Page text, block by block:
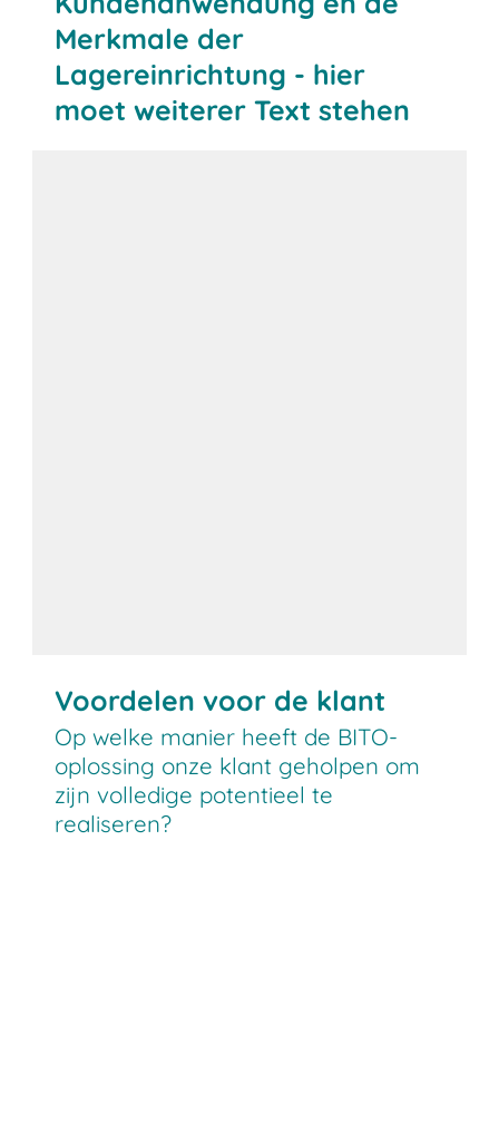
Merkmale der
Lagereinrichtung - hier
moet weiterer Text stehen
Voordelen voor de klant
Op welke manier heeft de BITO-
oplossing onze klant geholpen om
zijn volledige potentieel te
realiseren?